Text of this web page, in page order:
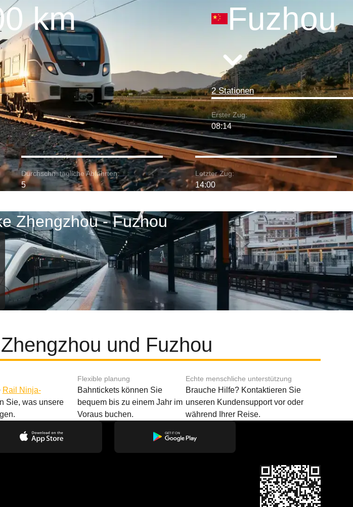
km Fuzhou
2 Stationen
Erster Zug:
08:14
Durchschn. tägliche Abfahrten:
5
Letzter Zug:
14:00
Zhengzhou - Fuzhou
und Fuzhou
Rail Ninja-
Sie, was unsere
Flexible planung
Bahntickets können Sie
bequem bis zu einem Jahr im
Voraus buchen.
Echte menschliche unterstützung
Brauche Hilfe? Kontaktieren Sie
unseren Kundensupport vor oder
während Ihrer Reise.